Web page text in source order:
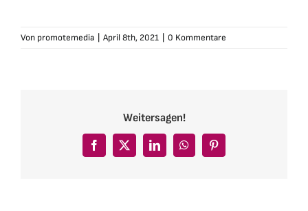
Von promotemedia April 8th, 2021 0 Kommentare
Weitersagen!
Facebook
X LinkedInWhatsAppPinterest